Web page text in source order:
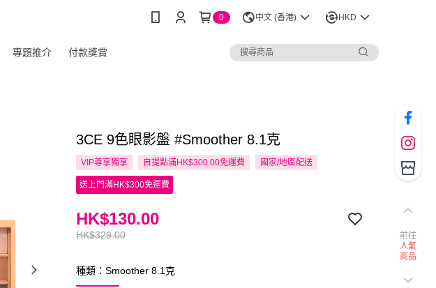
0 中文 (香港) HKD
專題推介 付款獎賞
3CE 9色眼影盤 #Smoother 8.1克
VIP尊享獨享 自提點滿HK$300.00免運費 國家/地區配送
送上門滿HK$300免運費
HK$329.00
HK$130.00
種類：Smoother 8.1克
前往
人氣
商品